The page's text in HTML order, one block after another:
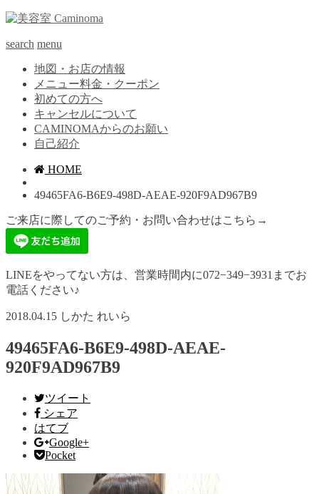
search menu
地図・お店の情報
メニュー料金・クーポン
初めての方へ
キャンセルについて
CAMINOMAからのお願い
自己紹介
HOME
49465FA6-B6E9-498D-AEAE-920F9AD967B9
ご来店に際してのご予約・お問い合わせはこちら→
LINEをやってない方は、営業時間内に072−349−3931までお
電話ください♪
2018.04.15 しかた れいら
49465FA6-B6E9-498D-AEAE-
920F9AD967B9
ツイート
シェア
はてブ
Google+
Pocket